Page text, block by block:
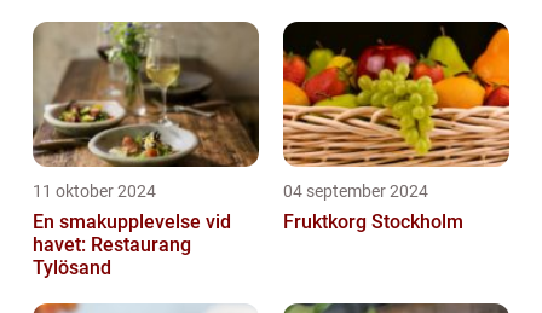
11 oktober 2024
En smakupplevelse vid
havet: Restaurang
Tylösand
04 september 2024
Fruktkorg Stockholm